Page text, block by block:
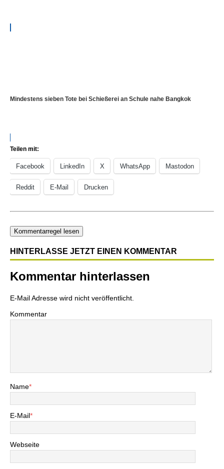
Mindestens sieben Tote bei Schießerei an Schule nahe Bangkok
Teilen mit:
Facebook LinkedIn X WhatsApp Mastodon
Reddit E-Mail Drucken
Kommentarregel lesen
HINTERLASSE JETZT EINEN KOMMENTAR
Kommentar hinterlassen
E-Mail Adresse wird nicht veröffentlicht.
Kommentar
Name*
E-Mail*
Webseite